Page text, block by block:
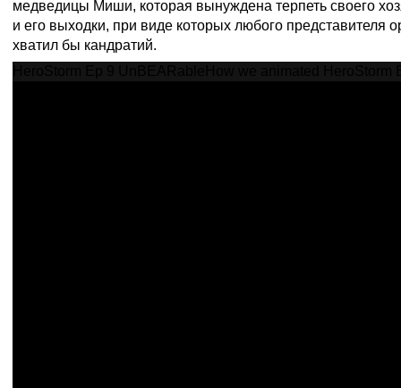
медведицы Миши, которая вынуждена терпеть своего
и его выходки, при виде которых любого представителя
хватил бы кандратий.